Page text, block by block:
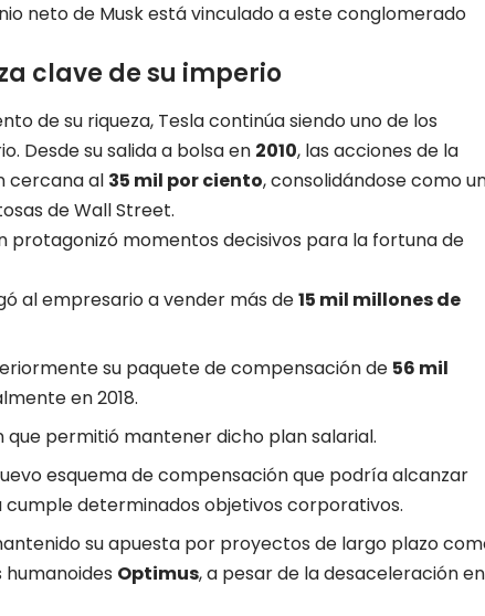
neto de Musk está vinculado a este conglomerado
clave de su imperio
de su riqueza, Tesla continúa siendo uno de los
Desde su salida a bolsa en 2010, las acciones de la
cercana al 35 mil por ciento, consolidándose como
de Wall Street.
protagonizó momentos decisivos para la fortuna de
al empresario a vender más de15 mil millones de
su paquete de compensación de 56 mil
en 2018.
que permitió mantener dicho plan salarial.
esquema de compensación que podría alcanzar
cumple determinados objetivos corporativos.
su apuesta por proyectos de largo plazo
Optimus, a pesar de la desaceleración en